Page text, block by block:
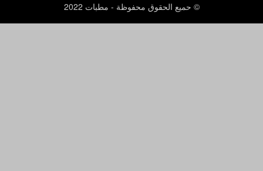
© حميع الحقوق محفوظة - مطبات 2022